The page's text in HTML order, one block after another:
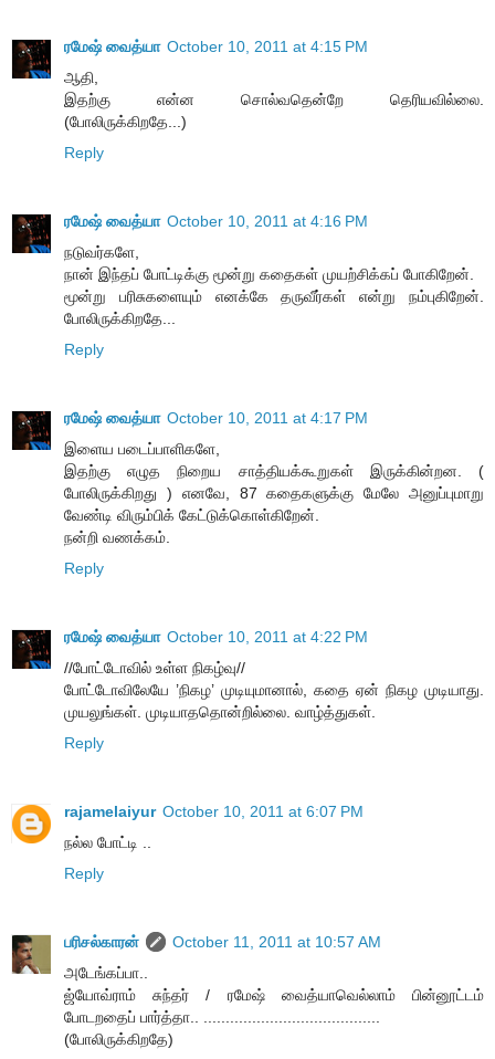
ரமேஷ் வைத்யா October 10, 2011 at 4:15 PM
ஆதி,
இதற்கு என்ன சொல்வதென்றே தெரியவில்லை.
(போலிருக்கிறதே...)
Reply
ரமேஷ் வைத்யா October 10, 2011 at 4:16 PM
நடுவர்களே,
நான் இந்தப் போட்டிக்கு மூன்று கதைகள் முயற்சிக்கப் போகிறேன்.
மூன்று பரிசுகளையும் எனக்கே தருவீர்கள் என்று நம்புகிறேன்.
போலிருக்கிறதே...
Reply
ரமேஷ் வைத்யா October 10, 2011 at 4:17 PM
இளைய படைப்பாளிகளே,
இதற்கு எழுத நிறைய சாத்தியக்கூறுகள் இருக்கின்றன. (
போலிருக்கிறது ) எனவே, 87 கதைகளுக்கு மேலே அனுப்புமாறு
வேண்டி விரும்பிக் கேட்டுக்கொள்கிறேன்.
நன்றி வணக்கம்.
Reply
ரமேஷ் வைத்யா October 10, 2011 at 4:22 PM
//போட்டோவில் உள்ள நிகழ்வு//
போட்டோவிலேயே ’நிகழ’ முடியுமானால், கதை ஏன் நிகழ முடியாது.
முயலுங்கள். முடியாததொன்றில்லை. வாழ்த்துகள்.
Reply
rajamelaiyur October 10, 2011 at 6:07 PM
நல்ல போட்டி ..
Reply
பரிசல்காரன்
October 11, 2011 at 10:57 AM
அடேங்கப்பா..
ஜ்யோவ்ராம் சுந்தர் / ரமேஷ் வைத்யாவெல்லாம் பின்னூட்டம்
போடறதைப் பார்த்தா.. ........................................
(போலிருக்கிறதே)